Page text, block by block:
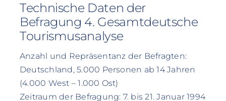
Technische Daten der
Befragung 4. Gesamtdeutsche
Tourismusanalyse
Anzahl und Repräsentanz der Befragten:
Deutschland, 5.000 Personen ab 14 Jahren
(4.000 West – 1.000 Ost)
Zeitraum der Befragung: 7. bis 21. Januar 1994